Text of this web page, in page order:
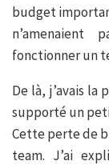
budget
fonctionner un
De là, j’avais
supporté un
Cette perte de
team. J’ai